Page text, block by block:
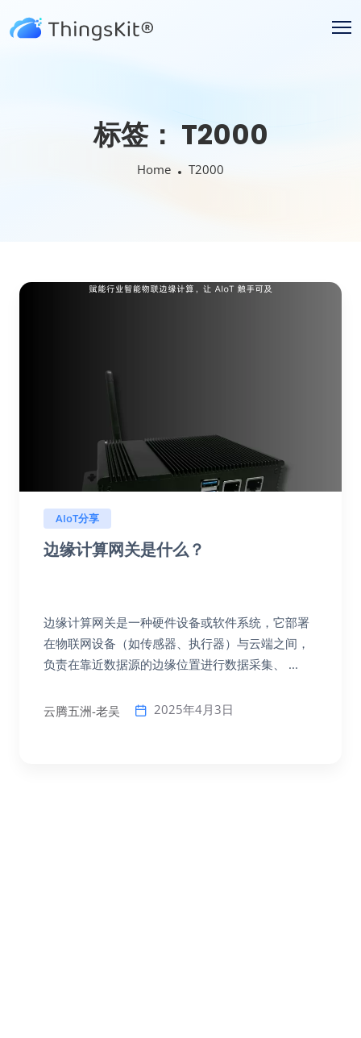
标签： T2000
Home T2000
AIoT分享
边缘计算网关是什么？
边缘计算网关是一种硬件设备或软件系统，它部署
在物联网设备（如传感器、执行器）与云端之间，
负责在靠近数据源的边缘位置进行数据采集、 ...
云腾五洲-老吴 2025年4月3日